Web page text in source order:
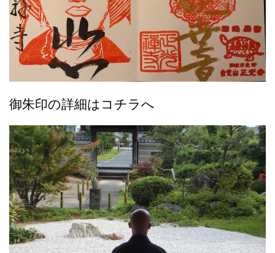
御朱印の詳細はコチラへ